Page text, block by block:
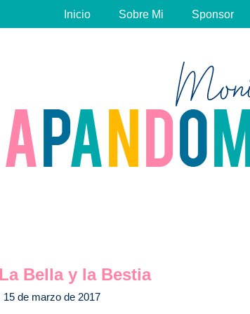
Inicio Sobre Mi Sponsor
Bella y la Bestia
15 de marzo de 2017